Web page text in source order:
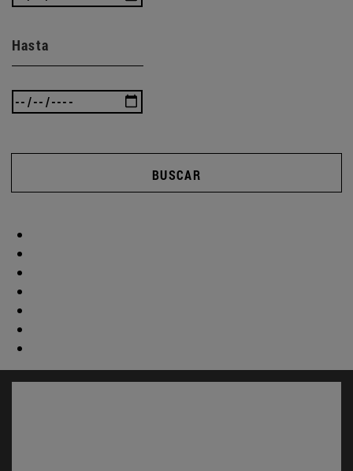
Hasta
BUSCAR